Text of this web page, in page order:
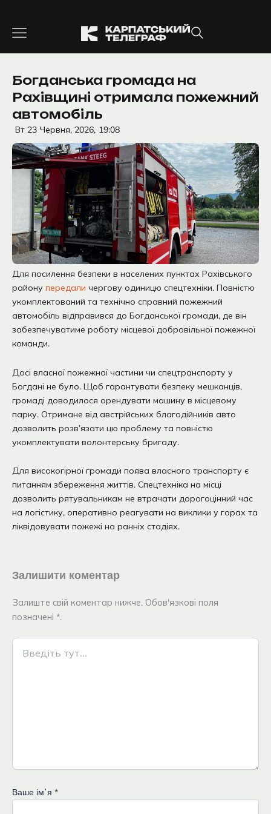
вмісту
Богданська громада на
Рахівщині отримала пожежний
автомобіль
Вт 23 Червня, 2026, 19:08
Для посилення безпеки в населених пунктах Рахівського
району передали чергову одиницю спецтехніки. Повністю
укомплектований та технічно справний пожежний
автомобіль відправився до Богданської громади, де він
забезпечуватиме роботу місцевої добровільної пожежної
команди.
Досі власної пожежної частини чи спецтранспорту у
Богдані не було. Щоб гарантувати безпеку мешканців,
громаді доводилося орендувати машину в місцевому
парку. Отримане від австрійських благодійників авто
дозволить розв’язати цю проблему та повністю
укомплектувати волонтерську бригаду.
Для високогірної громади поява власного транспорту є
питанням збереження життів. Спецтехніка на місці
дозволить рятувальникам не втрачати дорогоцінний час
на логістику, оперативно реагувати на виклики у горах та
ліквідовувати пожежі на ранніх стадіях.
Залишити коментар
Залиште свій коментар нижче. Обов'язкові поля
позначені *.
Введіть
тут...
Ваше імʼя *